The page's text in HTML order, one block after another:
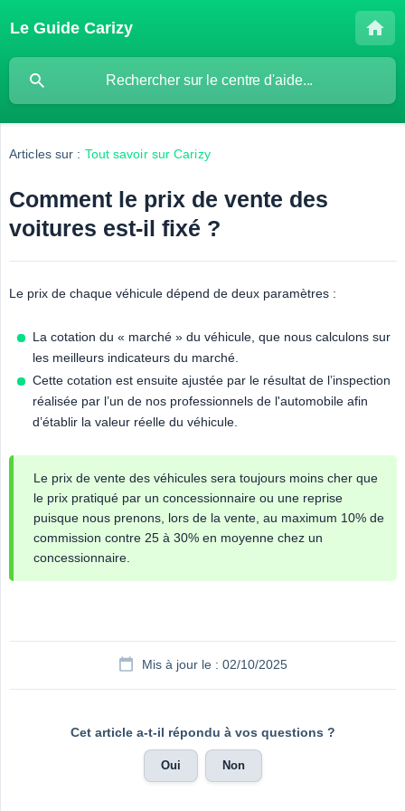
Le Guide Carizy
Articles sur : Tout savoir sur Carizy
Comment le prix de vente des
voitures est-il fixé ?
Le prix de chaque véhicule dépend de deux paramètres :
La cotation du « marché » du véhicule, que nous calculons sur
les meilleurs indicateurs du marché.
Cette cotation est ensuite ajustée par le résultat de l’inspection
réalisée par l’un de nos professionnels de l'automobile afin
d’établir la valeur réelle du véhicule.
Le prix de vente des véhicules sera toujours moins cher que
le prix pratiqué par un concessionnaire ou une reprise
puisque nous prenons, lors de la vente, au maximum 10% de
commission contre 25 à 30% en moyenne chez un
concessionnaire.
Mis à jour le : 02/10/2025
Cet article a-t-il répondu à vos questions ?
Oui Non